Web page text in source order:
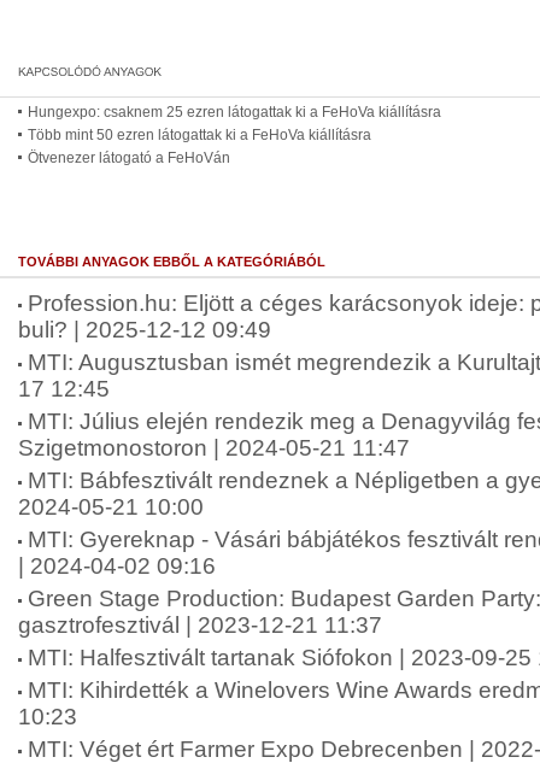
Hungexpo: csaknem 25 ezren látogattak ki a FeHoVa kiállításra
Több mint 50 ezren látogattak ki a FeHoVa kiállításra
Ötvenezer látogató a FeHoVán
TOVÁBBI ANYAGOK EBBŐL A KATEGÓRIÁBÓL
Profession.hu: Eljött a céges karácsonyok ideje:
buli? | 2025-12-12 09:49
MTI: Augusztusban ismét megrendezik a
17 12:45
MTI: Július elején rendezik meg a Denagyvilág
Szigetmonostoron | 2024-05-21 11:47
MTI: Bábfesztivált rendeznek a Népligetben a
2024-05-21 10:00
MTI: Gyereknap - Vásári bábjátékos fesztivált
| 2024-04-02 09:16
Green Stage Production: Budapest Garden
gasztrofesztivál | 2023-12-21 11:37
MTI: Halfesztivált tartanak Siófokon | 2023-09-25
MTI: Kihirdették a Winelovers Wine Awards
10:23
MTI: Véget ért Farmer Expo Debrecenben |